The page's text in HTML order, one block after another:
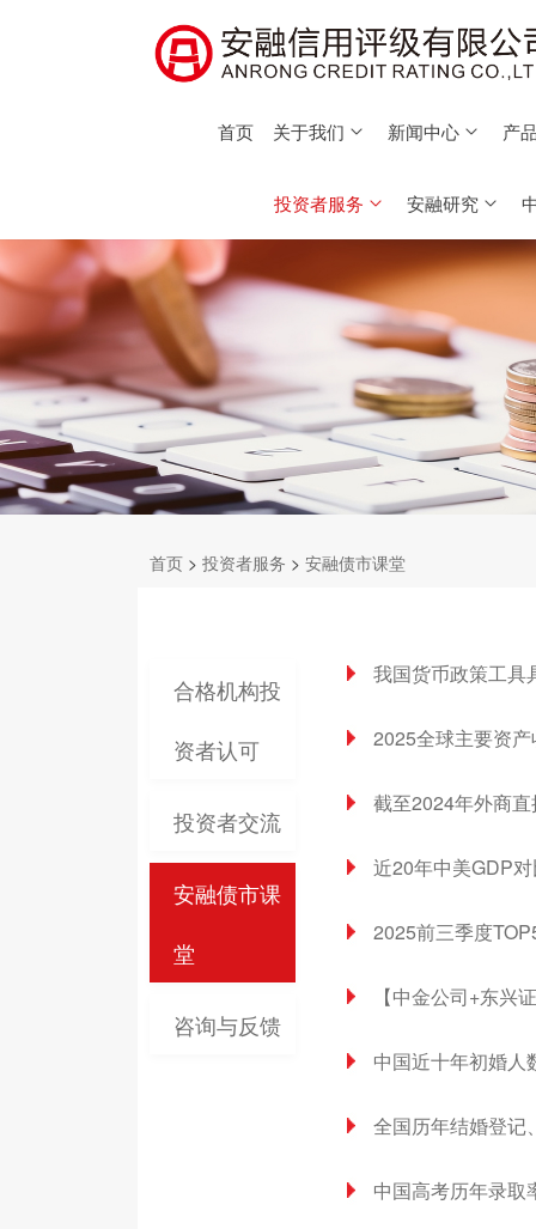
首页 关于我们 新闻中心 产
投资者服务 安融研究
首页 > 投资者服务 > 安融债市课堂
合格机构投
资者认可
投资者交流
安融债市课
堂
咨询与反馈
我国货币政策工具
2025全球主要资
截至2024年外商
近20年中美GDP
2025前三季度
【中金公司+东兴
中国近十年初婚人
全国历年结婚登记
中国高考历年录取